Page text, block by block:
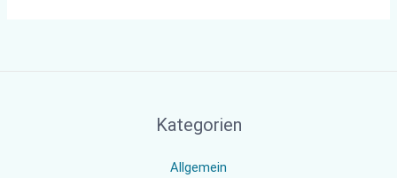
Kategorien
Allgemein